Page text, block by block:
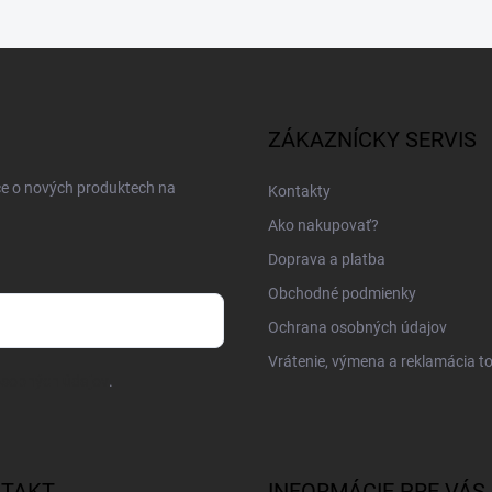
o nových produktech na
.
ZÁKAZNÍCKY SERVIS
Kontakty
Ako nakupovať?
Doprava a platba
Obchodné podmienky
Ochrana osobných údajov
Vrátenie, výmena a reklamácia